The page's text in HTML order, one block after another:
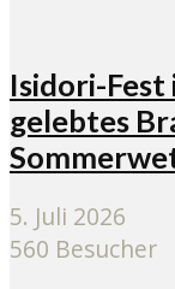
Isidori-
gelebtes
5. Juli 2026
560 Besucher